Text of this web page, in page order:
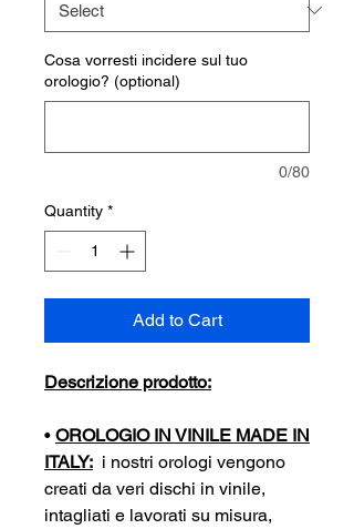
Cosa vorresti incidere sul tuo
orologio? (optional)
0/80
Quantity *
Add to Cart
Descrizione prodotto:
• OROLOGIO IN VINILE MADE IN
ITALY: i nostri orologi vengono
creati da veri dischi in vinile,
intagliati e lavorati su misura,